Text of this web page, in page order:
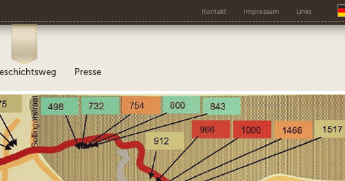
Kontakt Impressum Links
Presse